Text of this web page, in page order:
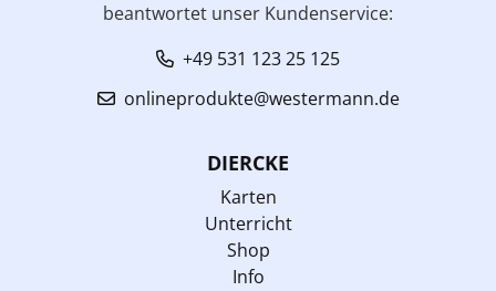
beantwortet unser Kundenservice:
+49 531 123 25 125
onlineprodukte@westermann.de
DIERCKE
Karten
Unterricht
Shop
Info